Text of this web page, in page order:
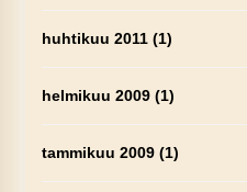
huhtikuu 2011(1)
helmikuu 2009(1)
tammikuu 2009(1)